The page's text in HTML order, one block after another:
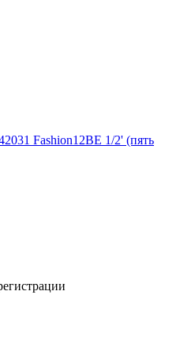
Fashion12BE 1/2' (пять